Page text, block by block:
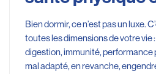
Bien dormir, ce n’est pas un luxe.
toutes les dimensions de votre
digestion, immunité, performance
mal adapté, en revanche,